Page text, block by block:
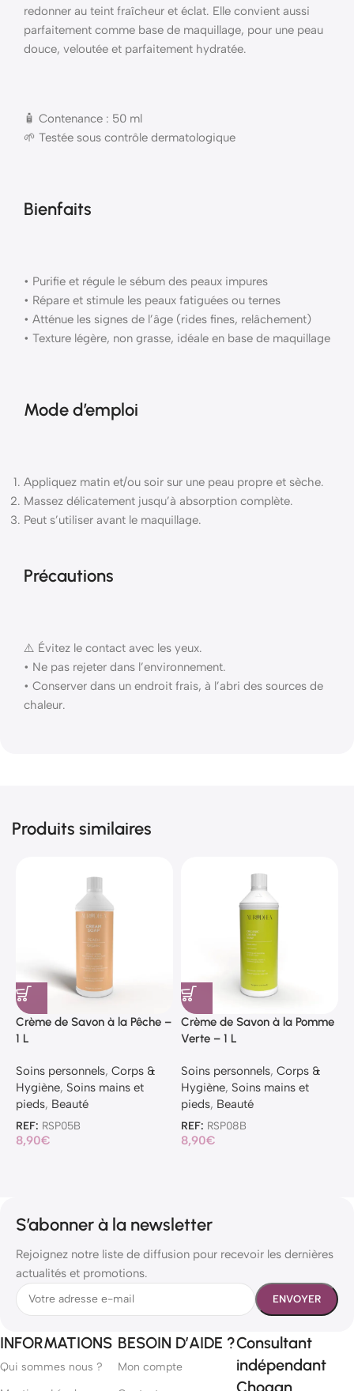
redonner au teint fraîcheur et éclat. Elle convient aussi
parfaitement comme base de maquillage, pour une peau
douce, veloutée et parfaitement hydratée.
🧴 Contenance : 50 ml
🌱 Testée sous contrôle dermatologique
Bienfaits
• Purifie et régule le sébum des peaux impures
• Répare et stimule les peaux fatiguées ou ternes
• Atténue les signes de l’âge (rides fines, relâchement)
• Texture légère, non grasse, idéale en base de maquillage
Mode d’emploi
Appliquez matin et/ou soir sur une peau propre et sèche.
Massez délicatement jusqu’à absorption complète.
Peut s’utiliser avant le maquillage.
Précautions
⚠️ Évitez le contact avec les yeux.
• Ne pas rejeter dans l’environnement.
• Conserver dans un endroit frais, à l’abri des sources de
chaleur.
Produits similaires
Crème de Savon à la Pêche –
1 L
Soins personnels, Corps &
Hygiène, Soins mains et
pieds, Beauté
REF: RSP05B
8,90€
Crème de Savon à la Pomme
Verte – 1 L
Soins personnels, Corps &
Hygiène, Soins mains et
pieds, Beauté
REF: RSP08B
8,90€
S’abonner à la newsletter
Rejoignez notre liste de diffusion pour recevoir les dernières
actualités et promotions.
INFORMATIONS
Qui sommes nous ?
BESOIN D’AIDE ?
Mon compte
Consultant
indépendant
Chogan